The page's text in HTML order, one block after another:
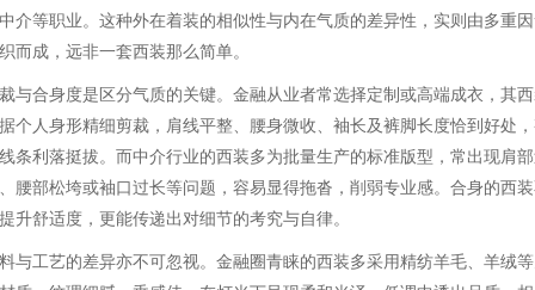
介等职业。这种外在着装的相似性与内在气质的差异性，实则由多重
而成，远非一套西装那么简单。
与合身度是区分气质的关键。金融从业者常选择定制或高端成衣，其
个人身形精细剪裁，肩线平整、腰身微收、袖长及裤脚长度恰到好处
条利落挺拔。而中介行业的西装多为批量生产的标准版型，常出现肩
腰部松垮或袖口过长等问题，容易显得拖沓，削弱专业感。合身的西
升舒适度，更能传递出对细节的考究与自律。
与工艺的差异亦不可忽视。金融圈青睐的西装多采用精纺羊毛、羊绒